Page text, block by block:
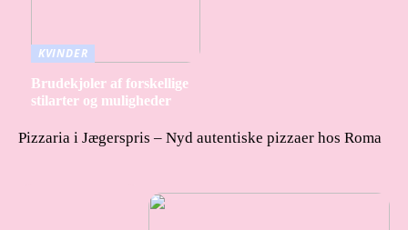
KVINDER
Brudekjoler af forskellige
stilarter og muligheder
Pizzaria i Jægerspris – Nyd autentiske pizzaer hos Roma